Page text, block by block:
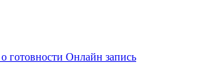
готовности Онлайн запись